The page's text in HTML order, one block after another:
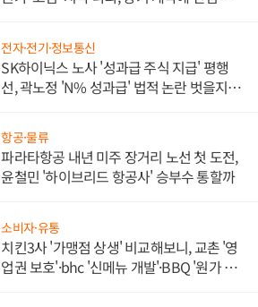
전자·전기·정보통신
SK하이닉스 노사 '성과급 주식 지급' 평행
선, 곽노정 'N% 성과급' 법적 논란 벗을지 주
항공·물류
파라타항공 내년 미주 장거리 노선 첫 도전,
윤철민 '하이브리드 항공사' 승부수 통할까
소비자·유통
치킨3사 '가맹점 상생' 비교해보니, 교촌 '영
업권 보호'·bhc '신메뉴 개발'·BBQ '원가 부